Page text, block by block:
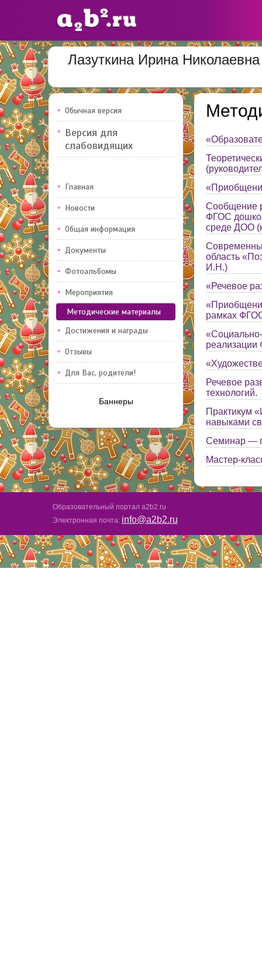
педагогов
Лазуткина Ирина
Обычная версия
Версия для
слабовидящих
Главная
Новости
Общая информация
Документы
Фотоальбомы
Мероприятия
Методические материалы
Достижения и награды
Отзывы
Для Вас, родители!
Баннеры
Сообщение
ФГОС
среде ДОО
область
И.Н.)
«Речевое
рамках
Речевое
технологий.
Практикум
навыками
Семинар —
Мастер-
Образовательный портал a2b2.ru
Электронная почта: info@a2b2.ru